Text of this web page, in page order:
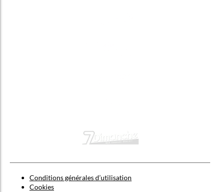
Conditions générales d’utilisation
Cookies